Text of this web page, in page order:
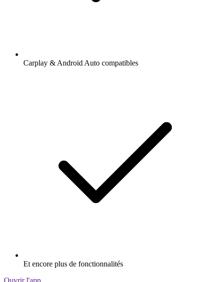
Carplay & Android Auto compatibles
Et encore plus de fonctionnalités